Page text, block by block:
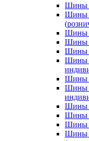
Шины
Шины
Шины
Шины
Шины
Шины
Шины
Шины
Шины
Шины
Шины
Шины